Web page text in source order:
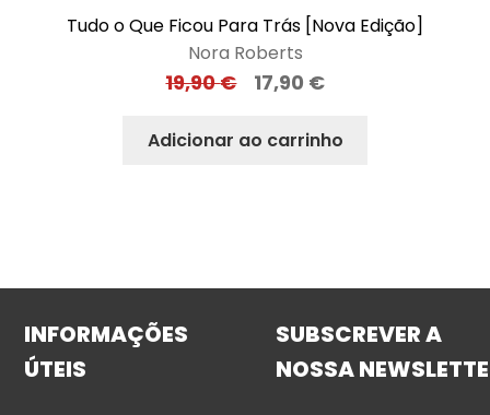
Tudo o Que Ficou Para Trás [Nova Edição]
Nora Roberts
19,90€ 17,90 €
Adicionar ao carrinho
INFORMAÇÕES
ÚTEIS
SUBSCREVER A
NOSSA